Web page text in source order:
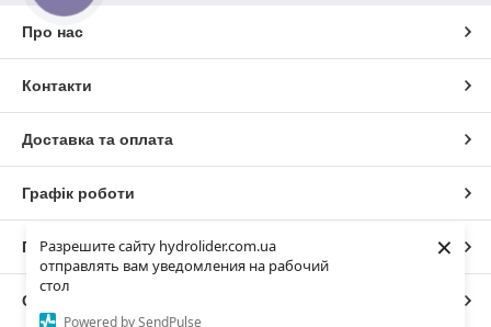
Разрешите сайту hydrolider.com.ua
отправлять вам уведомления на рабочий
стол
Powered by SendPulse
×
Про нас
Контакти
Доставка та оплата
Графік роботи
Повна версія сайту
Сайт створено на маркетплейсі